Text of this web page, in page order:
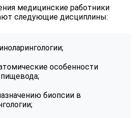
медицинские работники
следующие дисциплины:
особенности
биопсии в